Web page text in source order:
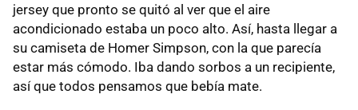
jersey que pronto se quitó al ver que el aire
acondicionado estaba un poco alto. Así, hasta llegar a
su camiseta de Homer Simpson, con la que parecía
estar más cómodo. Iba dando sorbos a un recipiente,
así que todos pensamos que bebía mate.